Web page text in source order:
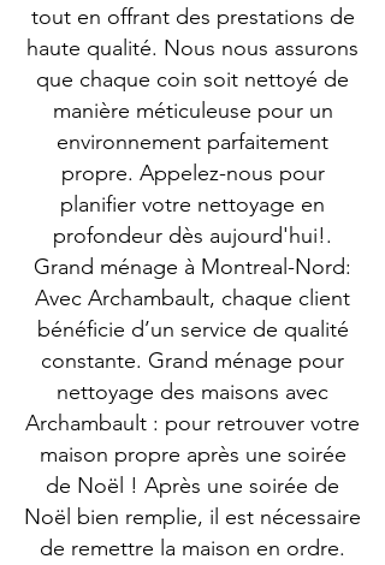
tout en offrant des prestations de
haute qualité. Nous nous assurons
que chaque coin soit nettoyé de
manière méticuleuse pour un
environnement parfaitement
propre. Appelez-nous pour
planifier votre nettoyage en
profondeur dès aujourd'hui!.
Grand ménage à Montreal-Nord:
Avec Archambault, chaque client
bénéficie d’un service de qualité
constante. Grand ménage pour
nettoyage des maisons avec
Archambault : pour retrouver votre
maison propre après une soirée
de Noël ! Après une soirée de
Noël bien remplie, il est nécessaire
de remettre la maison en ordre.